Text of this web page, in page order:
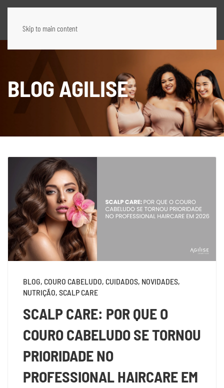
Skip to main content
BLOG AGILISE
BLOG, COURO CABELUDO, CUIDADOS, NOVIDADES,
NUTRIÇÃO, SCALP CARE
SCALP CARE: POR QUE O
COURO CABELUDO SE TORNOU
PRIORIDADE NO
PROFESSIONAL HAIRCARE EM